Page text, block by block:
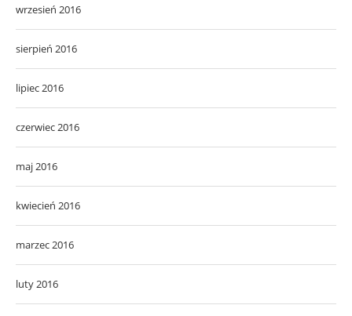
wrzesień 2016
sierpień 2016
lipiec 2016
czerwiec 2016
maj 2016
kwiecień 2016
marzec 2016
luty 2016